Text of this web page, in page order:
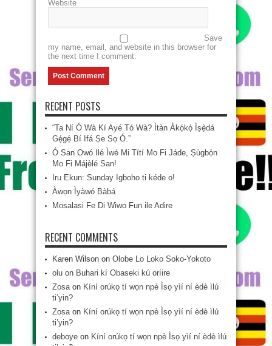
Website
Save
my name, email, and website in this browser for
the next time I comment.
RECENT POSTS
“Ta Ní Ó Wà Kí Ayé Tó Wà? Ìtàn Àkọ́kọ́ Ìṣẹ̀dá
Gẹ́gẹ́ Bí Ifá Ṣe Sọ Ó.”
Ó San Owó Ilé Ìwé Mi Títí Mo Fi Jáde, Ṣùgbọ́n
Mo Fi Májèlé San!
Iru Ekun: Sunday Igboho ti kéde o!
Àwọn Ìyàwó Bàbá
Mosalasi Fe Di Wiwo Fun ile Adire
RECENT COMMENTS
Karen Wilson on Olobe Lo Loko Soko-Yokoto
olu on Buhari kí Obaseki kú oríire
Zosaon Kíní orúkọ tí wọn npè Ìsọ yìí ní èdè ìlú
ti’yin?
Zosaon Kíní orúkọ tí wọn npè Ìsọ yìí ní èdè ìlú
ti’yin?
deboye on Kíní orúkọ tí wọn npè Ìsọ yìí ní èdè ìlú